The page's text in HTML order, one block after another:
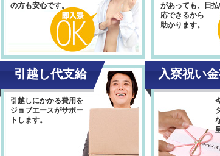
の方も安心です。
があっても、日
応できるから
助かります。
引越し代支給
引越しにかかる費用を
ジョブエースがサポー
トします。
入寮祝い